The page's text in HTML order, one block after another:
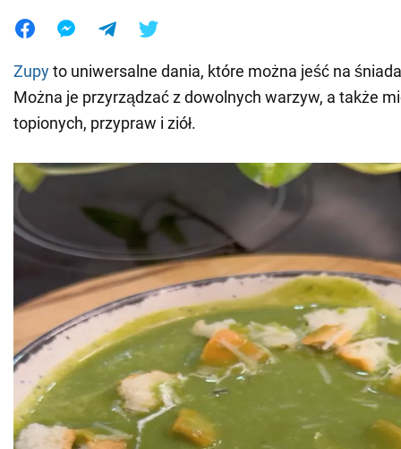
Jedzenie
Zupyto uniwersalne dania, które można jeść na
Można je przyrządzać z dowolnych warzyw, a także
topionych, przypraw i ziół.